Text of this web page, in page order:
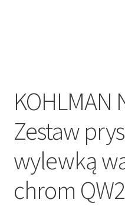
KOHLMAN
Zestaw
wylewką
chrom